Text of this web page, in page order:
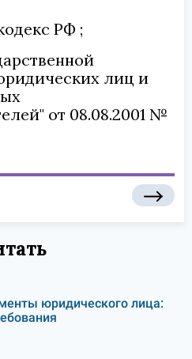
РФ
лиц и
от 08.08.2001 №
юридического лица: